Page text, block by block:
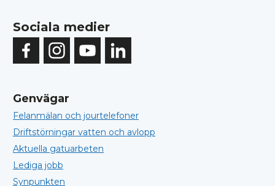
Sociala medier
Genvägar
Felanmälan och jourtelefoner
Driftstörningar vatten och avlopp
Aktuella gatuarbeten
Lediga jobb
Synpunkten